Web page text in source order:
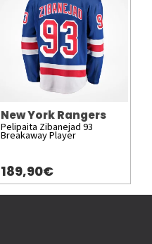
New York Rangers
Pelipaita Zibanejad 93
Breakaway Player
189,90€